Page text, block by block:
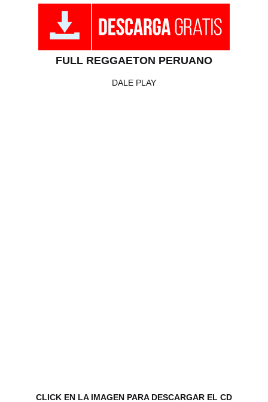
FULL REGGAETON PERUANO
DALE PLAY
CLICK EN LA IMAGEN PARA DESCARGAR EL CD